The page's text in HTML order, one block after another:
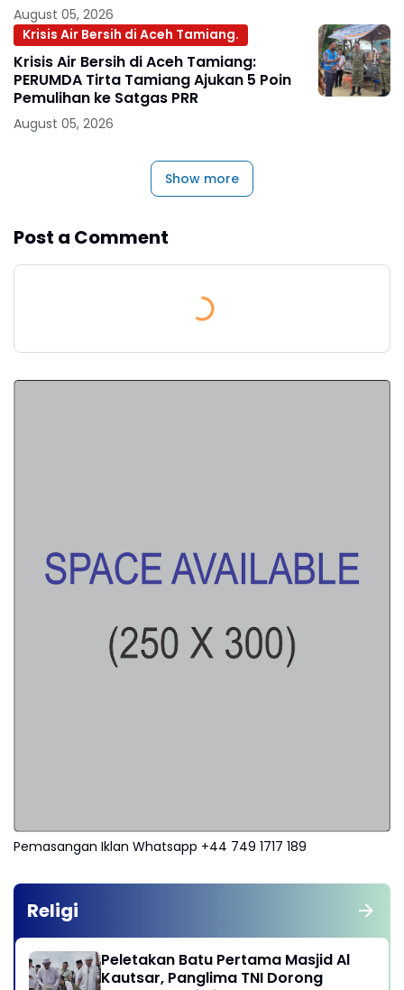
August 05, 2026
Krisis Air Bersih di Aceh Tamiang.
Krisis Air Bersih di Aceh Tamiang:
PERUMDA Tirta Tamiang Ajukan 5 Poin
Pemulihan ke Satgas PRR
August 05, 2026
Show more
Post a Comment
Pemasangan Iklan Whatsapp +44 749 1717 189
Religi
Peletakan Batu Pertama Masjid Al
Kautsar, Panglima TNI Dorong